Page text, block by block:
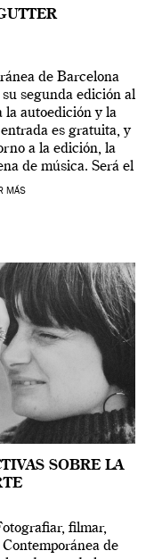
de Barcelona
segunda edición al
la autoedición y la
es gratuita, y
a la edición, la
de música. Será el
MÁS
SOBRE LA
filmar,
de